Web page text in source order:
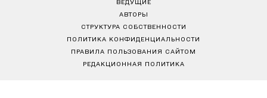
АВТОРЫ
СТРУКТУРА СОБСТВЕННОСТИ
ПОЛИТИКА КОНФИДЕНЦИАЛЬНОСТИ
ПРАВИЛА ПОЛЬЗОВАНИЯ САЙТОМ
РЕДАКЦИОННАЯ ПОЛИТИКА